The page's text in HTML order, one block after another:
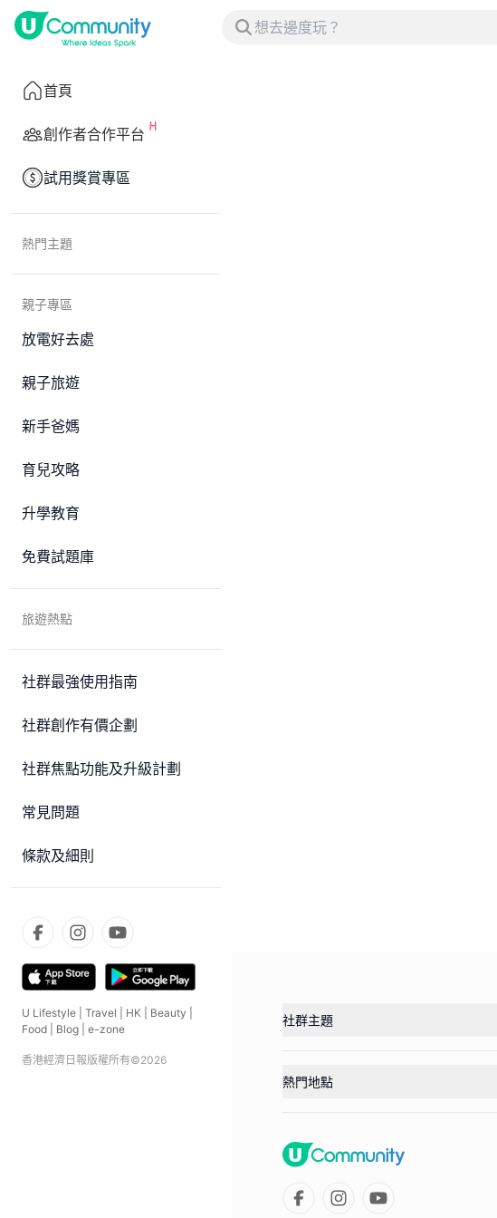
首頁
創作者合作平台
試用獎賞專區
熱門主題
親子專區
放電好去處
親子旅遊
新手爸媽
育兒攻略
升學教育
免費試題庫
旅遊熱點
社群最強使用指南
社群創作有價企劃
社群焦點功能及升級計劃
常見問題
條款及細則
U Lifestyle Travel HK Beauty
Food
Blog e-zone
香港經濟日報版權所有©2026
社群主題
熱門地點